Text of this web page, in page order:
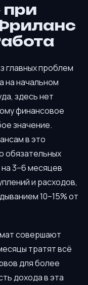
при
главных проблем
на начальном
здесь нет
финансовое
значение.
в это
обязательных
3–6 месяцев
и расходов,
10–15% от
совершают
тратят всё
для более
дохода в эта